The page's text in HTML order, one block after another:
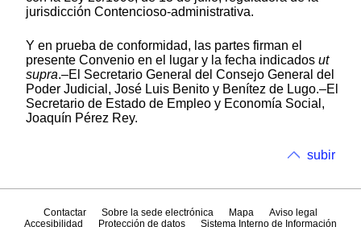
jurisdicción Contencioso-administrativa.
Y en prueba de conformidad, las partes firman el
presente Convenio en el lugar y la fecha indicados ut
supra.–El Secretario General del Consejo General del
Poder Judicial, José Luis Benito y Benítez de Lugo.–El
Secretario de Estado de Empleo y Economía Social,
Joaquín Pérez Rey.
subir
Contactar Sobre la sede electrónica Mapa
Aviso legal
Accesibilidad
Protección de datos Sistema Interno de Información